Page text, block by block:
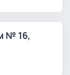
№ 16,